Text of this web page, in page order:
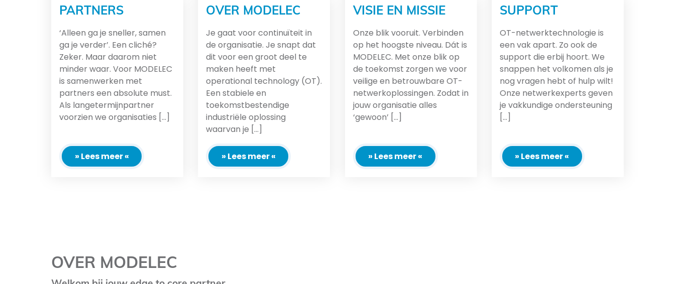
PARTNERS
‘Alleen ga je sneller, samen
ga je verder’. Een cliché?
Zeker. Maar daarom niet
minder waar. Voor MODELEC
is samenwerken met
partners een absolute must.
Als langetermijnpartner
voorzien we organisaties [...]
» Lees meer «
OVER MODELEC
Je gaat voor continuïteit in
de organisatie. Je snapt dat
dit voor een groot deel te
maken heeft met
operational technology (OT).
Een stabiele en
toekomstbestendige
industriële oplossing
waarvan je [...]
» Lees meer «
VISIE EN MISSIE
Onze blik vooruit. Verbinden
op het hoogste niveau. Dát is
MODELEC. Met onze blik op
de toekomst zorgen we voor
veilige en betrouwbare OT-
netwerkoplossingen. Zodat in
jouw organisatie alles
‘gewoon’ [...]
» Lees meer «
SUPPORT
OT-netwerktechnologie is
een vak apart. Zo ook de
support die erbij hoort. We
snappen het volkomen als je
nog vragen hebt of hulp wilt!
Onze netwerkexperts geven
je vakkundige ondersteuning
[...]
» Lees meer «
OVER MODELEC